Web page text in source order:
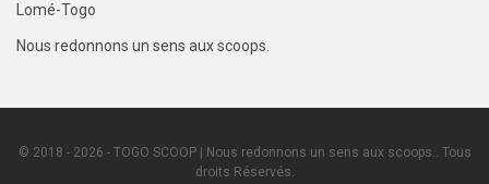
Lomé-Togo
Nous redonnons un sens aux scoops.
© 2018 - 2026 - TOGO SCOOP | Nous redonnons un sens aux scoops.. Tous
droits Réservés.